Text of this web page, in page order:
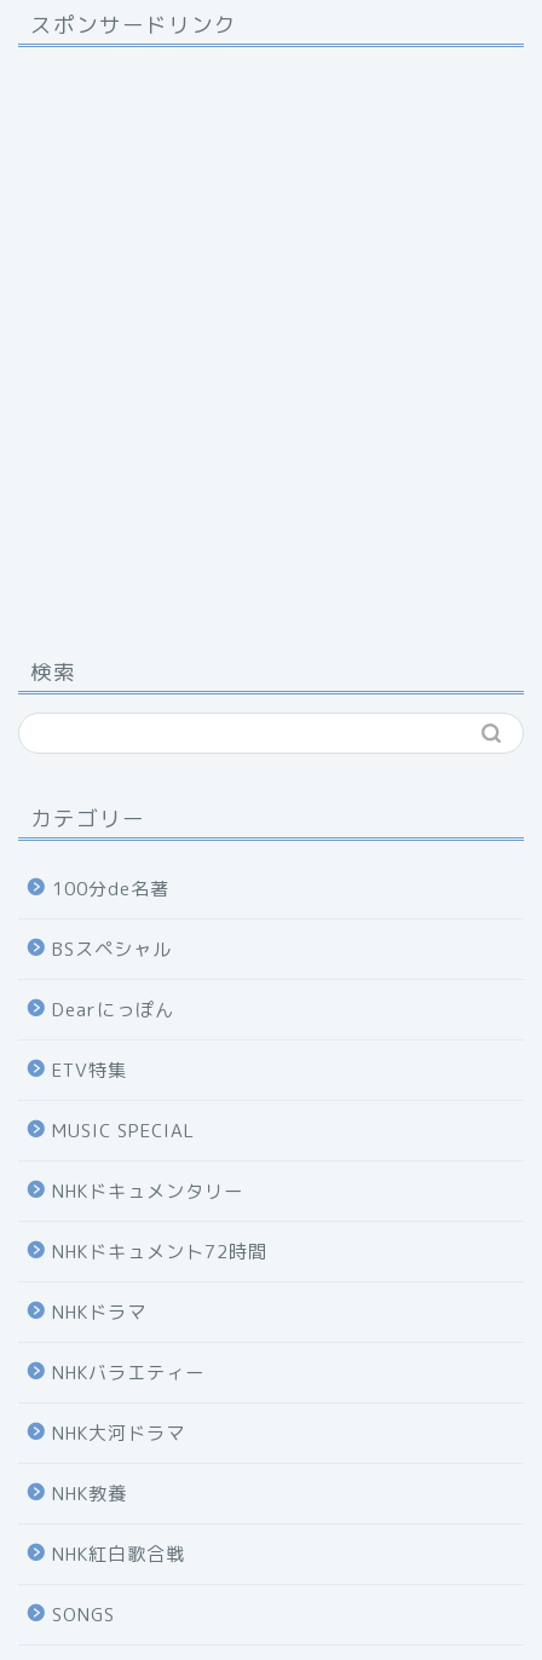
スポンサードリンク
検索
カテゴリー
100分de名著
BSスペシャル
Dearにっぽん
ETV特集
MUSIC SPECIAL
NHKドキュメンタリー
NHKドキュメント72時間
NHKドラマ
NHKバラエティー
NHK大河ドラマ
NHK教養
NHK紅白歌合戦
SONGS